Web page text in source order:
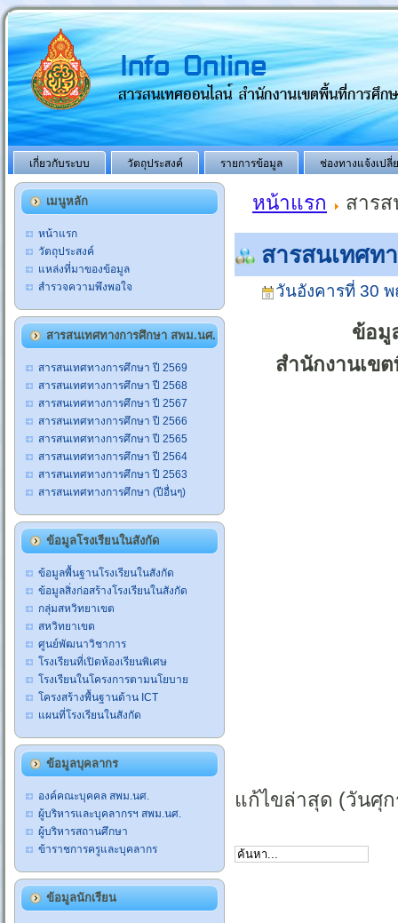
เกี่ยวกับระบบ วัตถุประสงค์ รายการข้อมูล ช่องทางแจ้งเป
เมนูหลัก
หน้าแรก
วัตถุประสงค์
แหล่งที่มาของข้อมูล
สำรวจความพึงพอใจ
สารสนเทศทางการศึกษา สพม.นศ.
สารสนเทศทางการศึกษา ปี 2569
สารสนเทศทางการศึกษา ปี 2568
สารสนเทศทางการศึกษา ปี 2567
สารสนเทศทางการศึกษา ปี 2566
สารสนเทศทางการศึกษา ปี 2565
สารสนเทศทางการศึกษา ปี 2564
สารสนเทศทางการศึกษา ปี 2563
สารสนเทศทางการศึกษา (ปีอื่นๆ)
ข้อมูลโรงเรียนในสังกัด
ข้อมูลพื้นฐานโรงเรียนในสังกัด
ข้อมูลสิ่งก่อสร้างโรงเรียนในสังกัด
กลุ่มสหวิทยาเขต
สหวิทยาเขต
ศูนย์พัฒนาวิชาการ
โรงเรียนที่เปิดห้องเรียนพิเศษ
โรงเรียนในโครงการตามนโยบาย
โครงสร้างพื้นฐานด้าน ICT
แผนที่โรงเรียนในสังกัด
ข้อมูลบุคลากร
องค์คณะบุคคล สพม.นศ.
ผู้บริหารและบุคลากรฯ สพม.นศ.
ผู้บริหารสถานศึกษา
ข้าราชการครูและบุคลากร
ข้อมูลนักเรียน
หน้าแรก สารส
สารสนเทศท
วันอังคารที่ 30
ข้อมู
สำนักงานเข
แก้ไขล่าสุด (วันศุก